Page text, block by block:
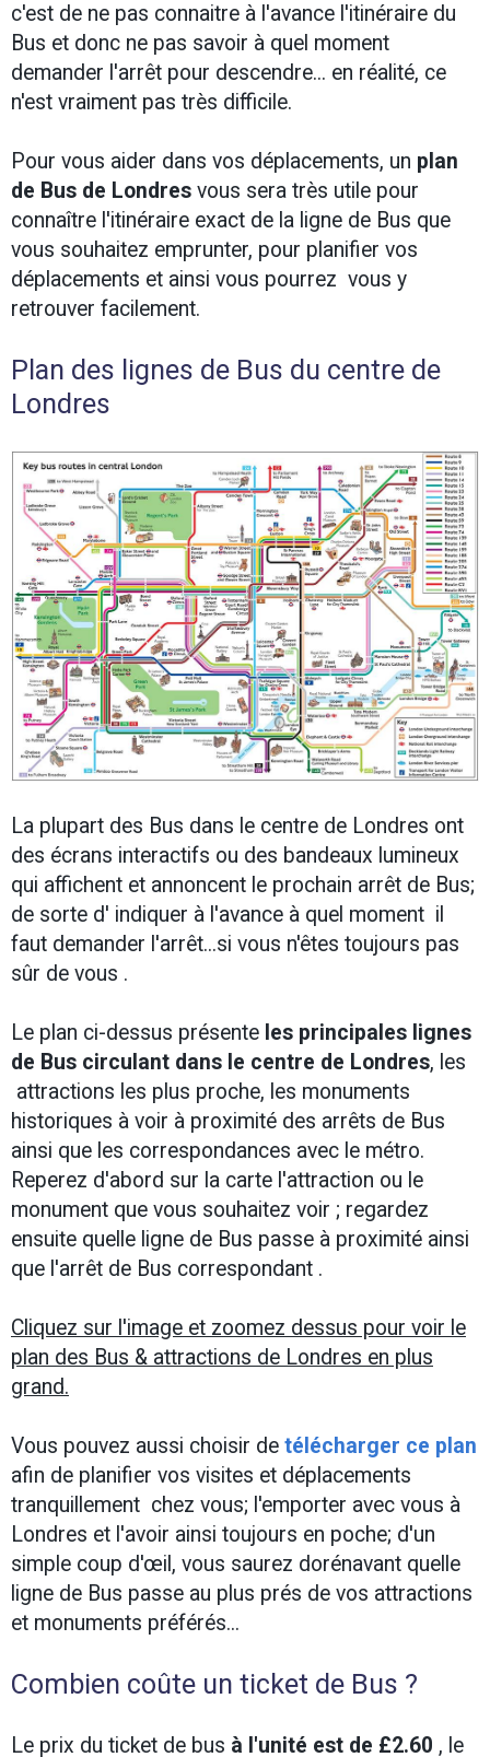
c'est de ne pas connaitre à l'avance l'itinéraire du
Bus et donc ne pas savoir à quel moment
demander l'arrêt pour descendre... en réalité, ce
n'est vraiment pas très difficile.
Pour vous aider dans vos déplacements, un plan
de Bus de Londres vous sera très utile pour
connaître l'itinéraire exact de la ligne de Bus que
vous souhaitez emprunter, pour planifier vos
déplacements et ainsi vous pourrez vous y
retrouver facilement.
Plan des lignes de Bus du centre de
Londres
La plupart des Bus dans le centre de Londres ont
des écrans interactifs ou des bandeaux lumineux
qui affichent et annoncent le prochain arrêt de Bus;
de sorte d' indiquer à l'avance à quel moment il
faut demander l'arrêt...si vous n'êtes toujours pas
sûr de vous .
Le plan ci-dessus présente les principales lignes
de Bus circulant dans le centre de Londres, les
attractions les plus proche, les monuments
historiques à voir à proximité des arrêts de Bus
ainsi que les correspondances avec le métro.
Reperez d'abord sur la carte l'attraction ou le
monument que vous souhaitez voir ; regardez
ensuite quelle ligne de Bus passe à proximité ainsi
que l'arrêt de Bus correspondant .
Cliquez sur l'image et zoomez dessus pour voir le
plan des Bus & attractions de Londres en plus
grand.
Vous pouvez aussi choisir de télécharger ce plan
afin de planifier vos visites et déplacements
tranquillement chez vous; l'emporter avec vous à
Londres et l'avoir ainsi toujours en poche; d'un
simple coup d'œil, vous saurez dorénavant quelle
ligne de Bus passe au plus prés de vos attractions
et monuments préférés...
Combien coûte un ticket de Bus ?
Le prix du ticket de bus à l'unité est de £2.60 , le